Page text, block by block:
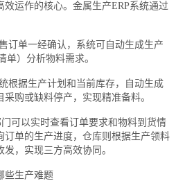
运作的核心。金属生产ERP系统通过
单一经确认，系统可自动生成生产
单）分析物料需求。
据生产计划和当前库存，自动生成
购或缺料停产，实现精准备料。
以实时查看订单要求和物料到货情
订单的生产进度，仓库则根据生产领料
，实现三方高效协同。
生产难题